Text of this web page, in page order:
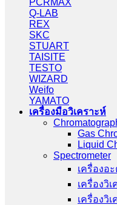
PCRMAX
Q-LAB
REX
SKC
STUART
TAISITE
TESTO
WIZARD
Weifo
YAMATO
เครื่องมือวิเคราะห์
Gas
Liquid
Spectrometer
เครื่องอ
เครื่องวิ
เครื่องวิ